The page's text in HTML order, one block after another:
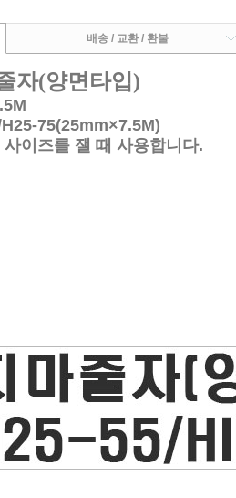
배송 / 교환 / 환불
자(양면타입)
75(25mm×7.5M)
이즈를 잴 때 사용합니다.